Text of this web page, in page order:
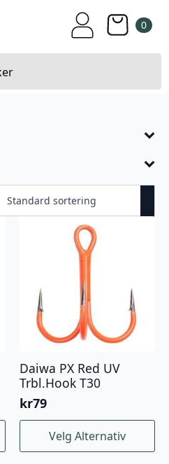
0
Daiwa PX Red UV
Trbl.Hook T30
kr79
Velg Alternativ
Dette
produktet